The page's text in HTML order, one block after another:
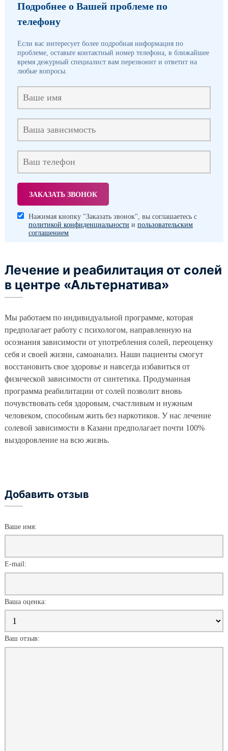
Подробнее о Вашей проблеме по
телефону
Если вас интересует более подробная информация по
проблеме, оставьте контактный номер телефона, в ближайшее
время дежурный специалист вам перезвонит и ответит на
любые вопросы.
Нажимая кнопку "Заказать звонок", вы соглашаетесь с
политикой конфиденциальности и пользовательским
соглашением
Лечение и реабилитация от солей
в центре «Альтернатива»
Мы работаем по индивидуальной программе, которая
предполагает работу с психологом, направленную на
осознания зависимости от употребления солей, переоценку
себя и своей жизни, самоанализ. Наши пациенты смогут
восстановить свое здоровье и навсегда избавиться от
физической зависимости от синтетика. Продуманная
программа реабилитации от солей позволит вновь
почувствовать себя здоровым, счастливым и нужным
человеком, способным жить без наркотиков. У нас лечение
солевой зависимости в Казани предполагает почти 100%
выздоровление на всю жизнь.
Добавить отзыв
Ваше имя:
E-mail:
Ваша оценка:
Ваш отзыв: